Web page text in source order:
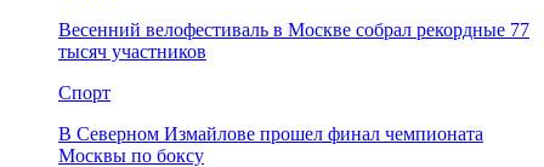
Весенний велофестиваль в Москве собрал рекордные 77
тысяч участников
Спорт
В Северном Измайлове прошел финал чемпионата
Москвы по боксу